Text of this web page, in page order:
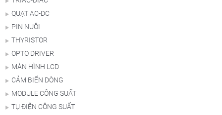
QUẠT AC-DC
PIN NUÔI
THYRISTOR
OPTO DRIVER
MÀN HÌNH LCD
CẢM BIẾN DÒNG
MODULE CÔNG SUẤT
TỤ ĐIỆN CÔNG SUẤT